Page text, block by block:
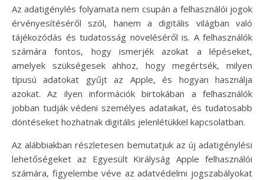
Az adatigénylés folyamata nem csupán a felhasználói jogok
érvényesítéséről szól, hanem a digitális világban való
tájékozódás és tudatosság növeléséről is. A felhasználók
számára fontos, hogy ismerjék azokat a lépéseket,
amelyek szükségesek ahhoz, hogy megértsék, milyen
típusú adatokat gyűjt az Apple, és hogyan használja
azokat. Az ilyen információk birtokában a felhasználók
jobban tudják védeni személyes adataikat, és tudatosabb
döntéseket hozhatnak digitális jelenlétükkel kapcsolatban.
Az alábbiakban részletesen bemutatjuk az új adatigénylési
lehetőségeket az Egyesült Királyság Apple felhasználói
számára, figyelembe véve az adatvédelmi jogszabályokat